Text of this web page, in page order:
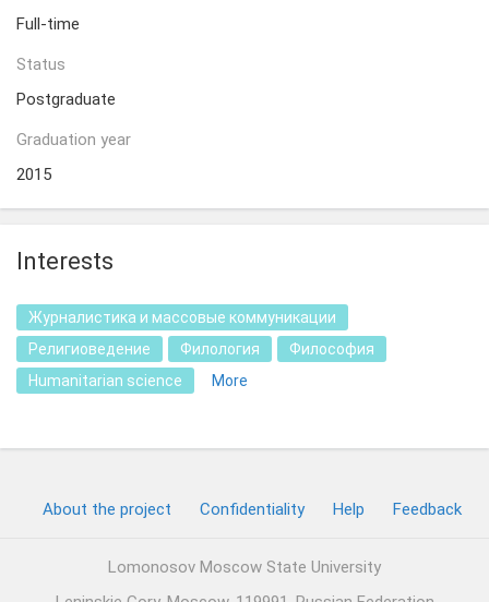
Full-time
Status
Postgraduate
Graduation year
2015
Interests
Журналистика и массовые коммуникации
Религиоведение
Филология
Философия
Humanitarian science
More
About the project Confidentiality Help Feedback
Lomonosov Moscow State University